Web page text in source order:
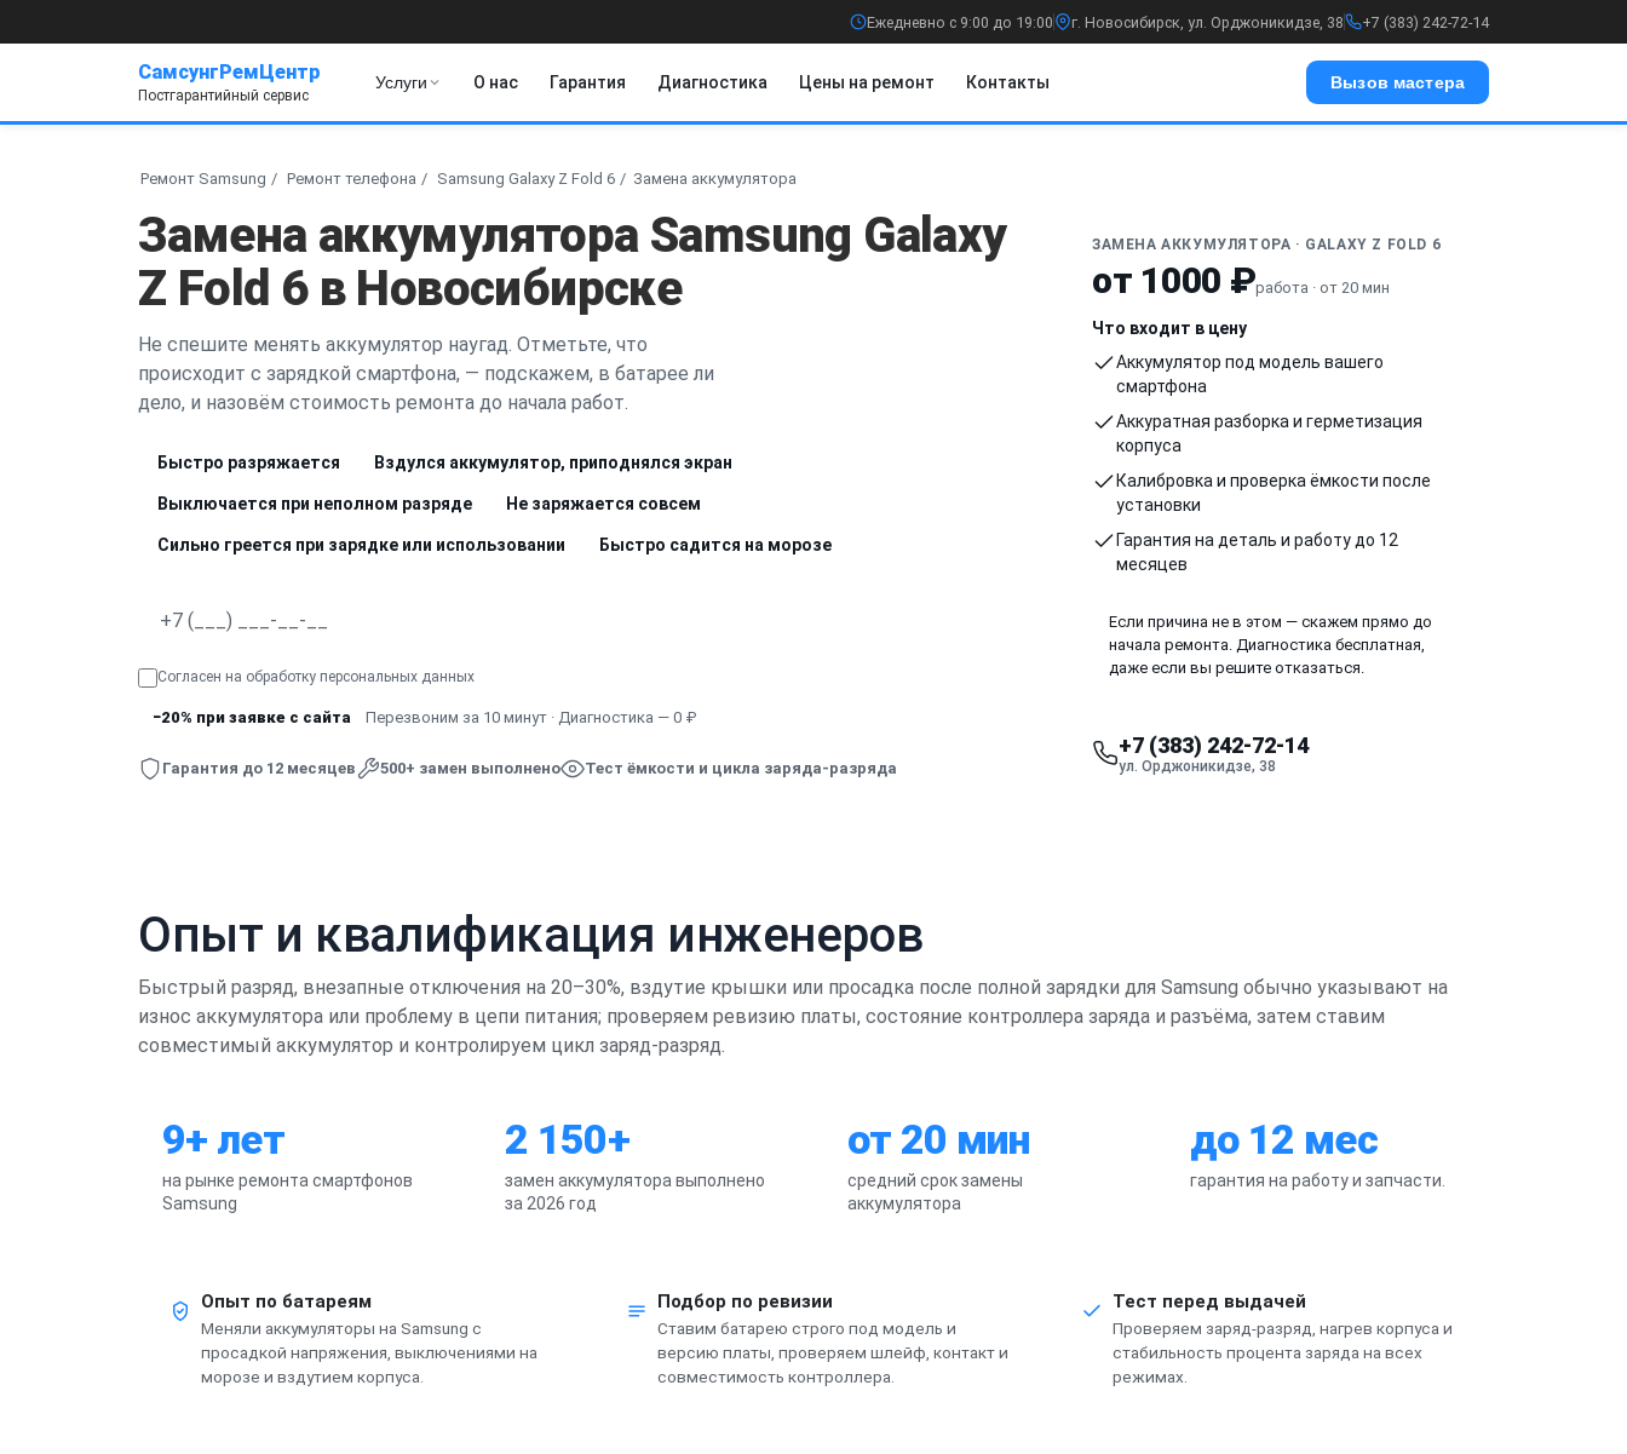
Ежедневно с 9:00 до 19:00 г. Новосибирск, ул. Орджоникидзе, 38 +7 (383) 242-72-14
СамсунгРемЦентр
Постгарантийный сервис
Услуги О нас Гарантия Диагностика Цены на ремонт Контакты Вызов мастера
Ремонт Samsung Ремонт телефона Samsung Galaxy Z Fold 6 Замена аккумулятора
Замена аккумулятора Samsung Galaxy
Z Fold 6 в Новосибирске
Не спешите менять аккумулятор наугад. Отметьте, что
происходит с зарядкой смартфона, — подскажем, в батарее ли
дело, и назовём стоимость ремонта до начала работ.
Быстро разряжается Вздулся аккумулятор, приподнялся экран
Выключается при неполном разряде Не заряжается совсем
Сильно греется при зарядке или использовании Быстро садится на морозе
Согласен на обработку персональных данных
−20% при заявке с сайта Перезвоним за 10 минут · Диагностика — 0 ₽
Гарантия до 12 месяцев 500+ замен выполнено Тест ёмкости и цикла заряда-разряда
ЗАМЕНА АККУМУЛЯТОРА · GALAXY Z FOLD 6
от 1000 ₽работа · от 20 мин
Что входит в цену
Аккумулятор под модель вашего
смартфона
Аккуратная разборка и герметизация
корпуса
Калибровка и проверка ёмкости после
установки
Гарантия на деталь и работу до 12
месяцев
Если причина не в этом — скажем прямо до
начала ремонта. Диагностика бесплатная,
даже если вы решите отказаться.
+7 (383) 242-72-14
ул. Орджоникидзе, 38
Опыт и квалификация инженеров
Быстрый разряд, внезапные отключения на 20–30%, вздутие крышки или просадка после полной зарядки для Samsung обычно указывают на
износ аккумулятора или проблему в цепи питания; проверяем ревизию платы, состояние контроллера заряда и разъёма, затем ставим
совместимый аккумулятор и контролируем цикл заряд-разряд.
9+ лет
на рынке ремонта смартфонов
Samsung
2 150+
замен аккумулятора выполнено
за 2026 год
от 20 мин
средний срок замены
аккумулятора
до 12 мес
гарантия на работу и запчасти.
Опыт по батареям
Меняли аккумуляторы на Samsung с
просадкой напряжения, выключениями на
морозе и вздутием корпуса.
Подбор по ревизии
Ставим батарею строго под модель и
версию платы, проверяем шлейф, контакт и
совместимость контроллера.
Тест перед выдачей
Проверяем заряд-разряд, нагрев корпуса и
стабильность процента заряда на всех
режимах.